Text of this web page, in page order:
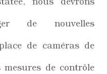
de nouvelles
de caméras de
mesures de contrôle